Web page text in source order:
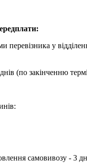
перевізника у
(по закінченню
самовивозу - 3